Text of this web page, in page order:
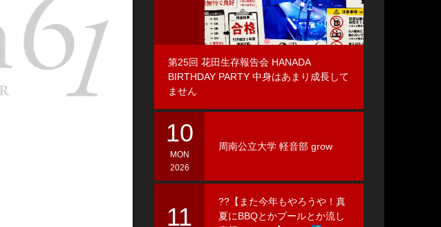
第25回 花田生存報告会 HANADA
BIRTHDAY PARTY 中身はあまり成長して
ません
10
MON
2026
周南公立大学 軽音部 grow
11
??【また今年もやろうや！真
夏にBBQとかプールとか流し